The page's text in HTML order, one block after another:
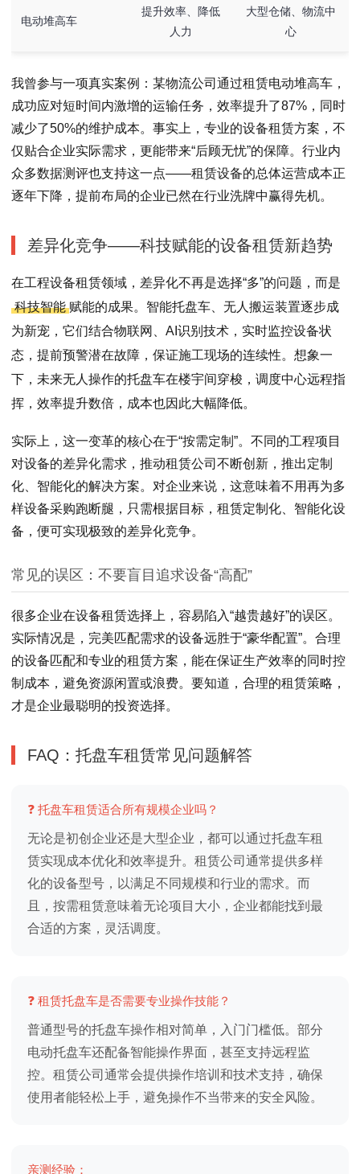
电动堆高车
提升效率、降低
人力
大型仓储、物流中
心
我曾参与一项真实案例：某物流公司通过租赁电动堆高车，
成功应对短时间内激增的运输任务，效率提升了87%，同时
减少了50%的维护成本。事实上，专业的设备租赁方案，不
仅贴合企业实际需求，更能带来“后顾无忧”的保障。行业内
众多数据测评也支持这一点——租赁设备的总体运营成本正
逐年下降，提前布局的企业已然在行业洗牌中赢得先机。
差异化竞争——科技赋能的设备租赁新趋势
在工程设备租赁领域，差异化不再是选择“多”的问题，而是
科技智能 赋能的成果。智能托盘车、无人搬运装置逐步成
为新宠，它们结合物联网、AI识别技术，实时监控设备状
态，提前预警潜在故障，保证施工现场的连续性。想象一
下，未来无人操作的托盘车在楼宇间穿梭，调度中心远程指
挥，效率提升数倍，成本也因此大幅降低。
实际上，这一变革的核心在于“按需定制”。不同的工程项目
对设备的差异化需求，推动租赁公司不断创新，推出定制
化、智能化的解决方案。对企业来说，这意味着不用再为多
样设备采购跑断腿，只需根据目标，租赁定制化、智能化设
备，便可实现极致的差异化竞争。
常见的误区：不要盲目追求设备“高配”
很多企业在设备租赁选择上，容易陷入“越贵越好”的误区。
实际情况是，完美匹配需求的设备远胜于“豪华配置”。合理
的设备匹配和专业的租赁方案，能在保证生产效率的同时控
制成本，避免资源闲置或浪费。要知道，合理的租赁策略，
才是企业最聪明的投资选择。
FAQ：托盘车租赁常见问题解答
❓ 托盘车租赁适合所有规模企业吗？
无论是初创企业还是大型企业，都可以通过托盘车租
赁实现成本优化和效率提升。租赁公司通常提供多样
化的设备型号，以满足不同规模和行业的需求。而
且，按需租赁意味着无论项目大小，企业都能找到最
合适的方案，灵活调度。
❓ 租赁托盘车是否需要专业操作技能？
普通型号的托盘车操作相对简单，入门门槛低。部分
电动托盘车还配备智能操作界面，甚至支持远程监
控。租赁公司通常会提供操作培训和技术支持，确保
使用者能轻松上手，避免操作不当带来的安全风险。
亲测经验：